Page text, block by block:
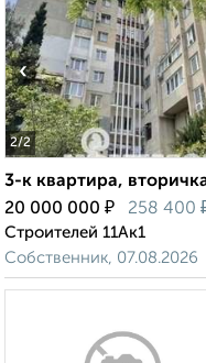
2/2
‹
3-к квартира,
20 000 000 ₽ 258 400
Строителей 11Ак1
Собственник, 07.08.2026